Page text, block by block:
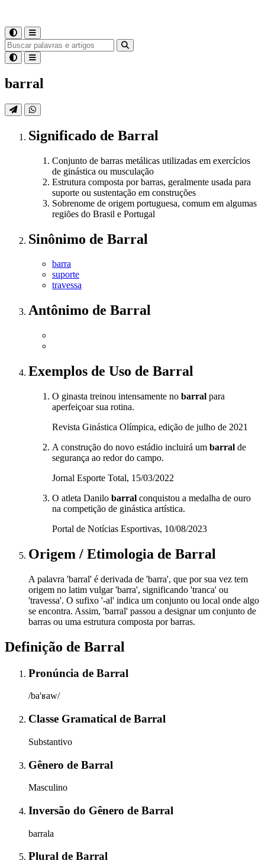
barral
Significado de Barral
Conjunto de barras metálicas utilizadas em exercícios
de ginástica ou musculação
Estrutura composta por barras, geralmente usada para
suporte ou sustentação em construções
Sobrenome de origem portuguesa, comum em algumas
regiões do Brasil e Portugal
Sinônimo de Barral
barra
suporte
travessa
Antônimo de Barral
Exemplos de Uso de Barral
O ginasta treinou intensamente no barral para
aperfeiçoar sua rotina.
Revista Ginástica Olímpica, edição de julho de 2021
A construção do novo estádio incluirá um barral de
segurança ao redor do campo.
Jornal Esporte Total, 15/03/2022
O atleta Danilo barral conquistou a medalha de ouro
na competição de ginástica artística.
Portal de Notícias Esportivas, 10/08/2023
Origem / Etimologia de Barral
A palavra 'barral' é derivada de 'barra', que por sua vez tem
origem no latim vulgar 'barra', significando 'tranca' ou
'travessa'. O sufixo '-al' indica um conjunto ou local onde algo
se encontra. Assim, 'barral' passou a designar um conjunto de
barras ou uma estrutura composta por barras.
Definição de Barral
Pronúncia de Barral
/ba'ʁaw/
Classe Gramatical de Barral
Substantivo
Gênero de Barral
Masculino
Inversão do Gênero de Barral
barrala
Plural de Barral